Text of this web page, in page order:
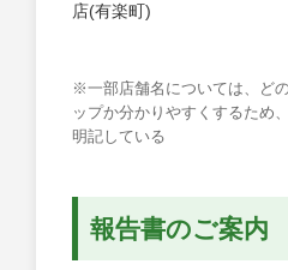
店(有楽町)
※一部店舗名については、ど
ップか分かりやすくするため
明記している
報告書のご案内